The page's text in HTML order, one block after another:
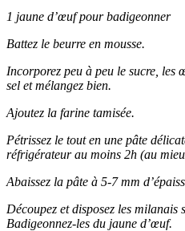
1 jaune d’œuf pour badigeonner
Battez le beurre en mousse.
Incorporez peu à peu le sucre, les
sel et mélangez bien.
Ajoutez la farine tamisée.
Pétrissez le tout en une pâte
réfrigérateur au moins 2h (au
Abaissez la pâte à 5-7 mm
Découpez et disposez les milanais
Badigeonnez-les du jaune d’œuf.